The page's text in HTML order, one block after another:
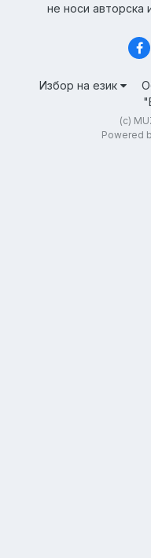
не носи авторска
Избор на език
(c)
Powered